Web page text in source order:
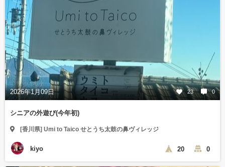
2026年1月09日 23 0
シニアの外遊び(今年初)
[香川県] Umi to Taico せとうち太鼓の鼻ヴィレッジ
kiyo 20 0